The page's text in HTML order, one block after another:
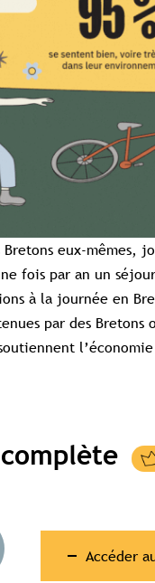
eux-mêmes,
fois par an un
à la journée en
par des
Accéder